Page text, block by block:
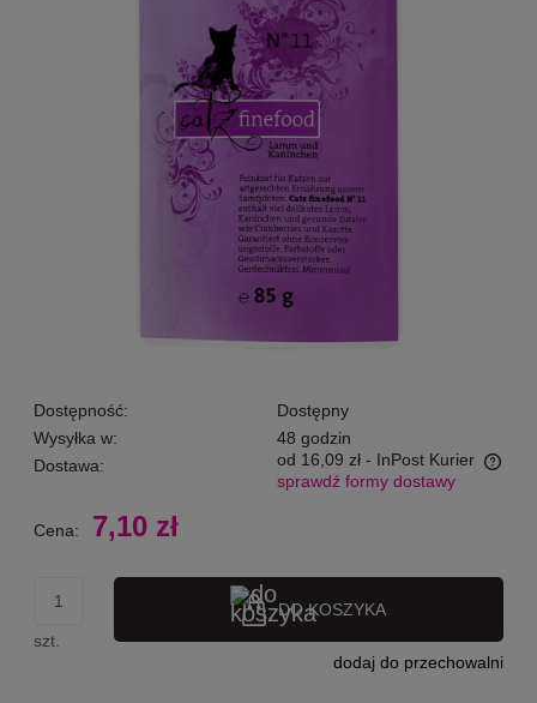
Dostępność:
Dostępny
Wysyłka w:
48 godzin
Dostawa:
od 16,09 zł - InPost Kurier
Cena nie zawiera ewentualnych kosztów płatności
sprawdź formy dostawy
Cena: 7,10 zł
szt.
DO KOSZYKA
dodaj do przechowalni